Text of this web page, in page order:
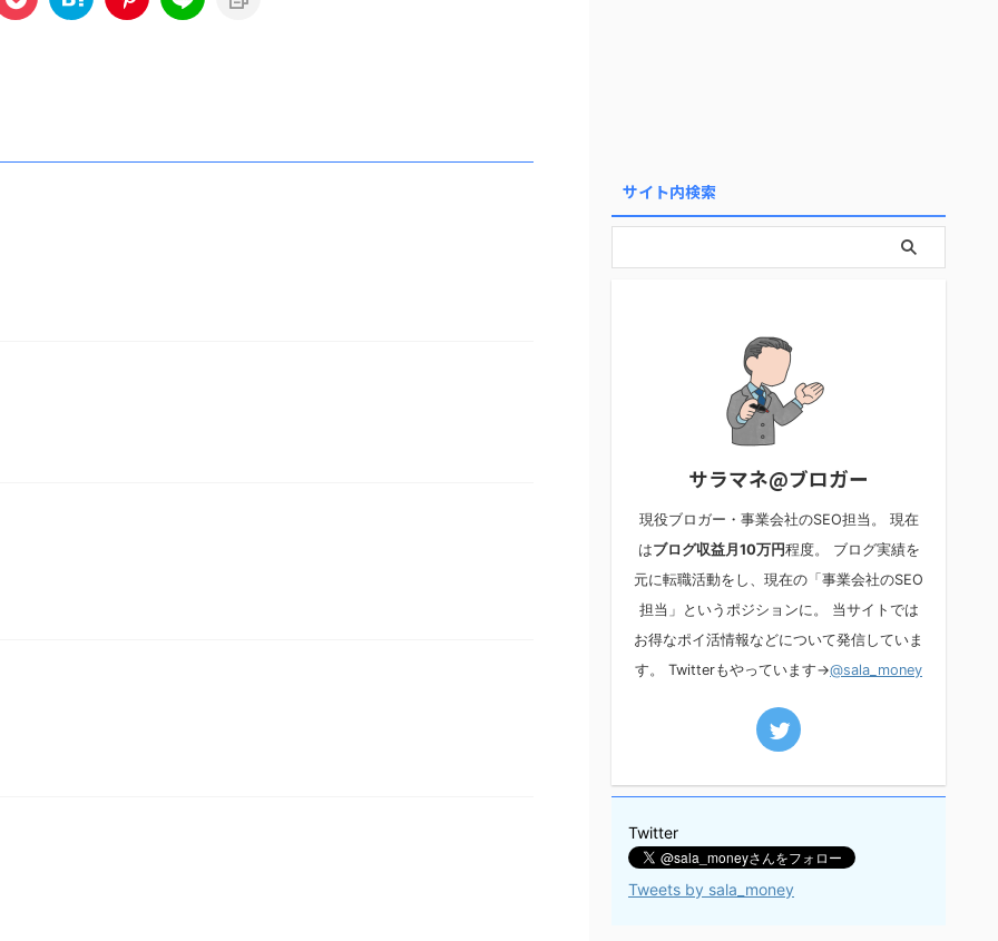
サイト内検索
サラマネ@ブロガー
現役ブロガー・事業会社のSEO担当。 現在
はブログ収益月10万円程度。 ブログ実績を
元に転職活動をし、現在の「事業会社のSEO
担当」というポジションに。 当サイトでは
お得なポイ活情報などについて発信していま
す。 Twitterもやっています→@sala_money
Twitter
Tweets by sala_money